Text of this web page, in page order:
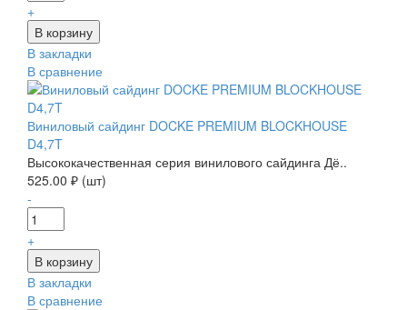
+
В закладки
В сравнение
Виниловый сайдинг DOCKE PREMIUM BLOCKHOUSE
D4,7T
Высококачественная серия винилового сайдинга Дё..
525.00 ₽ (шт)
-
+
В закладки
В сравнение